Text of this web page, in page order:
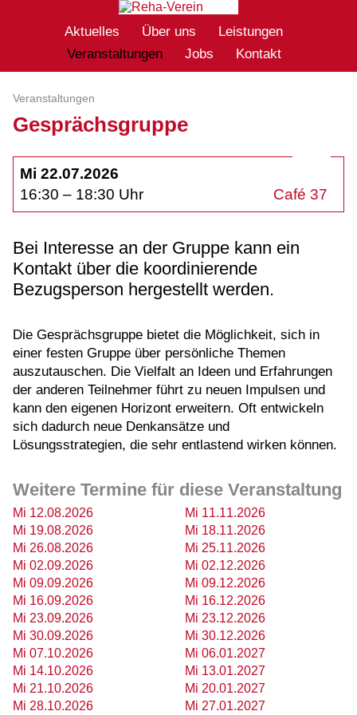
Aktuelles Über uns
Leistungen
Veranstaltungen
Jobs Kontakt
Veranstaltungen
Gesprächsgruppe
Mi 22.07.2026
16:30 – 18:30 Uhr
Café 37
Bei Interesse an der Gruppe kann ein
Kontakt über die koordinierende
Bezugsperson hergestellt werden.
Die Gesprächsgruppe bietet die Möglichkeit, sich in
einer festen Gruppe über persönliche Themen
auszutauschen. Die Vielfalt an Ideen und Erfahrungen
der anderen Teilnehmer führt zu neuen Impulsen und
kann den eigenen Horizont erweitern. Oft entwickeln
sich dadurch neue Denkansätze und
Lösungsstrategien, die sehr entlastend wirken können.
Weitere Termine für diese Veranstaltung
Mi 12.08.2026
Mi 19.08.2026
Mi 26.08.2026
Mi 02.09.2026
Mi 09.09.2026
Mi 16.09.2026
Mi 23.09.2026
Mi 30.09.2026
Mi 07.10.2026
Mi 14.10.2026
Mi 21.10.2026
Mi 28.10.2026
Mi 11.11.2026
Mi 18.11.2026
Mi 25.11.2026
Mi 02.12.2026
Mi 09.12.2026
Mi 16.12.2026
Mi 23.12.2026
Mi 30.12.2026
Mi 06.01.2027
Mi 13.01.2027
Mi 20.01.2027
Mi 27.01.2027